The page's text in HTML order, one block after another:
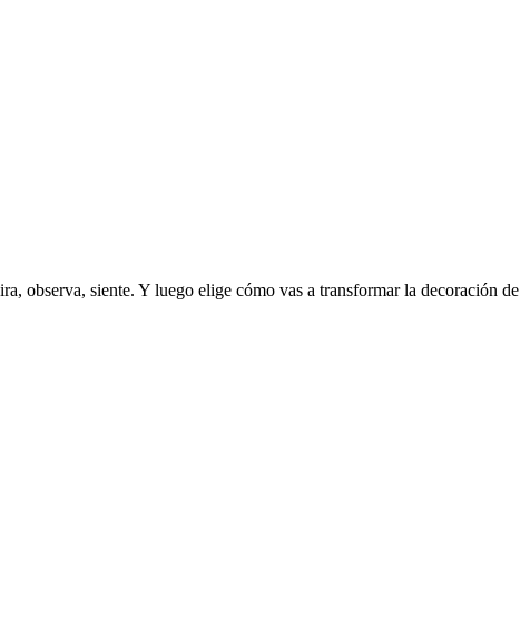
observa, siente. Y luego elige cómo vas a transformar la decoración de